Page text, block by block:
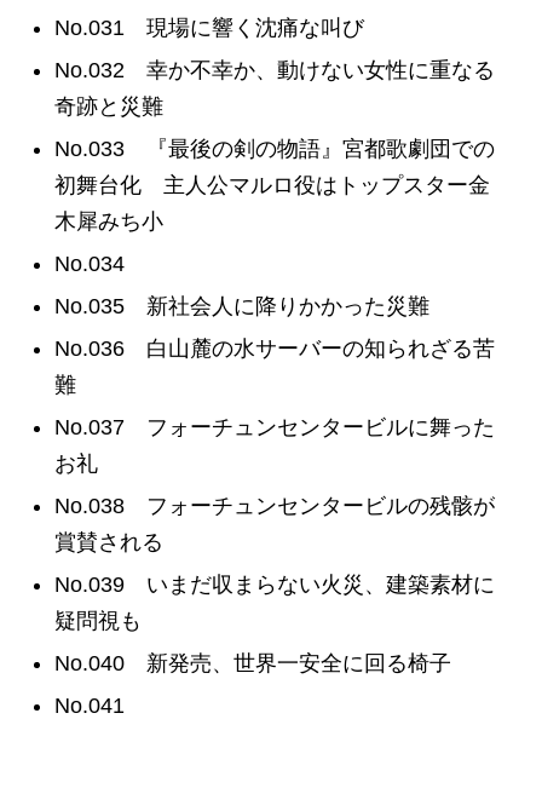
No.031 現場に響く沈痛な叫び
No.032 幸か不幸か、動けない女性に重なる
奇跡と災難
No.033 『最後の剣の物語』宮都歌劇団での
初舞台化 主人公マルロ役はトップスター金
木犀みち小
No.034
No.035 新社会人に降りかかった災難
No.036 白山麓の水サーバーの知られざる苦
難
No.037 フォーチュンセンタービルに舞った
お礼
No.038 フォーチュンセンタービルの残骸が
賞賛される
No.039 いまだ収まらない火災、建築素材に
疑問視も
No.040 新発売、世界一安全に回る椅子
No.041